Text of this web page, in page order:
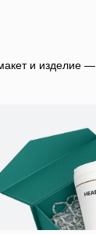
и изделие —